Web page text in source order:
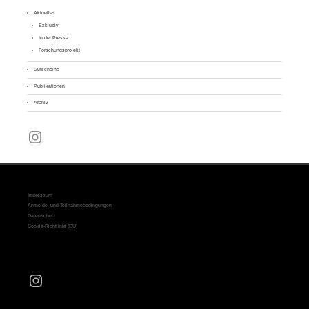
Aktuelles
Exklusiv
In der Presse
Forschungsprojekt
Gutscheine
Publikationen
Archiv
Instagram
Impressum
Anmelde- und Teilnahmebedingungen
Datenschutz
Cookie-Richtlinie (EU)
Instagram